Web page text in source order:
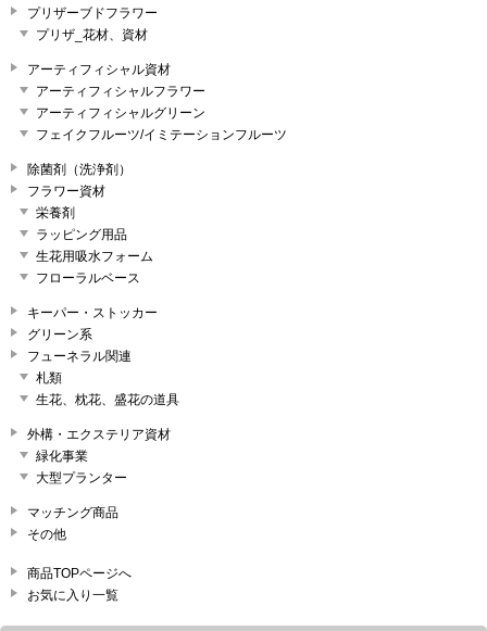
プリザーブドフラワー
プリザ_花材、資材
アーティフィシャル資材
アーティフィシャルフラワー
アーティフィシャルグリーン
フェイクフルーツ/イミテーションフルーツ
除菌剤（洗浄剤）
フラワー資材
栄養剤
ラッピング用品
生花用吸水フォーム
フローラルベース
キーパー・ストッカー
グリーン系
フューネラル関連
札類
生花、枕花、盛花の道具
外構・エクステリア資材
緑化事業
大型プランター
マッチング商品
その他
商品TOPページへ
お気に入り一覧